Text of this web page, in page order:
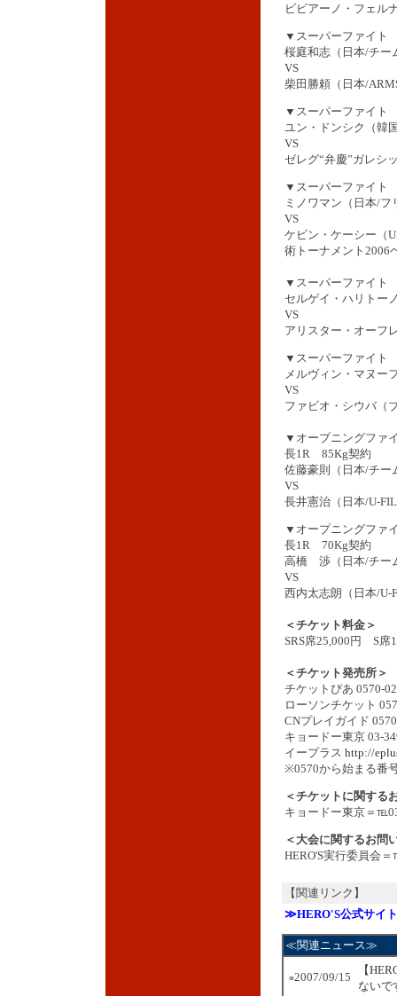
ビビアーノ・フェル
▼スーパーファイト
桜庭和志（日本/チー
VS
柴田勝頼（日本/
▼スーパーファイト
ユン・ドンシク（韓
VS
ゼレグ“弁慶”ガレシ
▼スーパーファイト
ミノワマン（日本/フ
VS
ケビン・ケーシー（
術トーナメント2006
▼スーパーファイト
セルゲイ・ハリトー
VS
アリスター・オーフ
▼スーパーファイト
メルヴィン・マヌー
VS
ファビオ・シウバ（
▼オープニングファ
長1R 85Kg契約
佐藤豪則（日本/チー
VS
長井憲治（日本/U-
▼オープニングファ
長1R 70Kg契約
高橋 渉（日本/チー
VS
西内太志朗（日本/U-
＜チケット料金＞
SRS席25,000円 S
＜チケット発売所＞
チケットぴあ 0570-
ローソンチケット
CNプレイガイド
キョードー東京 03-
イープラス http://
※0570から始まる番
＜チケットに関する
キョードー東京＝
＜大会に関するお問
HERO'S実行委員会
【関連リンク】
≫HERO'S公式サイト
≪関連ニュース≫
■2007/09/15
【
ないで